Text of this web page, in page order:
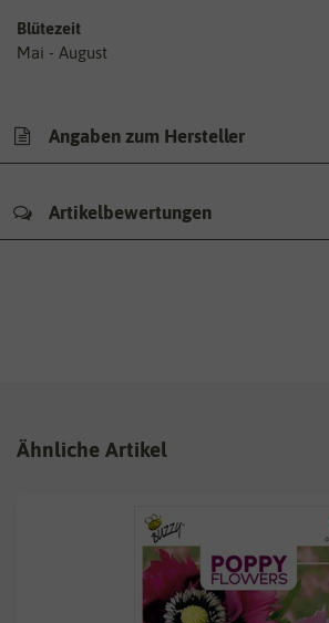
Blütezeit
Mai - August
Angaben zum Hersteller
Artikelbewertungen
Ähnliche Artikel